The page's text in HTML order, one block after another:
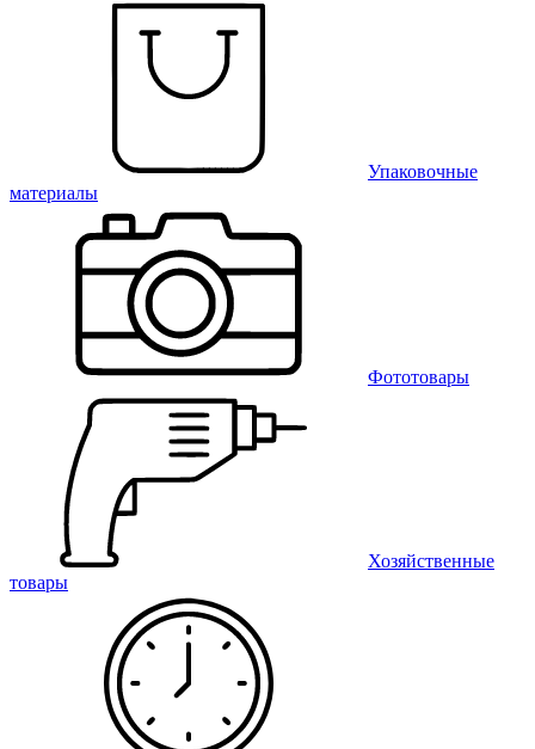
Упаковочные
материалы
Фототовары
Хозяйственные
товары